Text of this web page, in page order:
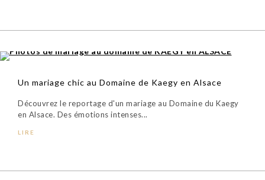
Un mariage chic au Domaine de Kaegy en Alsace
Découvrez le reportage d'un mariage au Domaine du Kaegy
en Alsace. Des émotions intenses...
LIRE